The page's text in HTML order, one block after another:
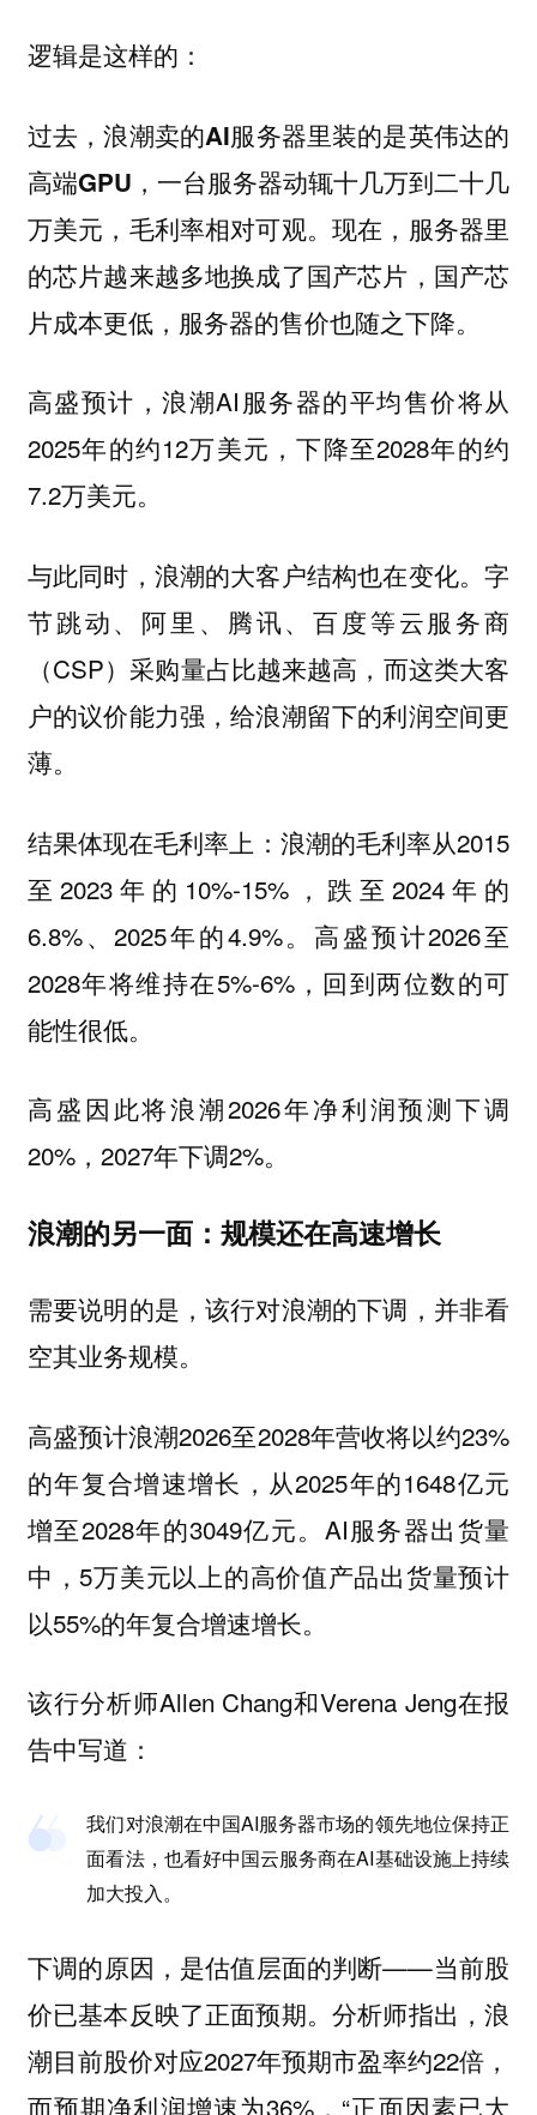
逻辑是这样的：
过去，浪潮卖的AI服务器里装的是英伟达的
高端GPU，一台服务器动辄十几万到二十几
万美元，毛利率相对可观。现在，服务器里
的芯片越来越多地换成了国产芯片，国产芯
片成本更低，服务器的售价也随之下降。
高盛预计，浪潮AI服务器的平均售价将从
2025年的约12万美元，下降至2028年的约
7.2万美元。
与此同时，浪潮的大客户结构也在变化。字
节跳动、阿里、腾讯、百度等云服务商
（CSP）采购量占比越来越高，而这类大客
户的议价能力强，给浪潮留下的利润空间更
薄。
结果体现在毛利率上：浪潮的毛利率从2015
至2023年的10%-15%，跌至2024年的
6.8%、2025年的4.9%。高盛预计2026至
2028年将维持在5%-6%，回到两位数的可
能性很低。
高盛因此将浪潮2026年净利润预测下调
20%，2027年下调2%。
浪潮的另一面：规模还在高速增长
需要说明的是，该行对浪潮的下调，并非看
空其业务规模。
高盛预计浪潮2026至2028年营收将以约23%
的年复合增速增长，从2025年的1648亿元
增至2028年的3049亿元。AI服务器出货量
中，5万美元以上的高价值产品出货量预计
以55%的年复合增速增长。
该行分析师Allen Chang和Verena Jeng在报
告中写道：
我们对浪潮在中国AI服务器市场的领先地位保持正
面看法，也看好中国云服务商在AI基础设施上持续
加大投入。
下调的原因，是估值层面的判断——当前股
价已基本反映了正面预期。分析师指出，浪
潮目前股价对应2027年预期市盈率约22倍，
而预期净利润增速为36%，“正面因素已大